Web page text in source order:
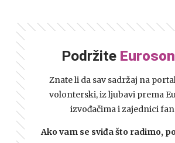
Podržite
Znate li da sav sadržaj na
volonterski, iz ljubavi prema
izvođačima i zajednici
Ako vam se sviđa što radimo,